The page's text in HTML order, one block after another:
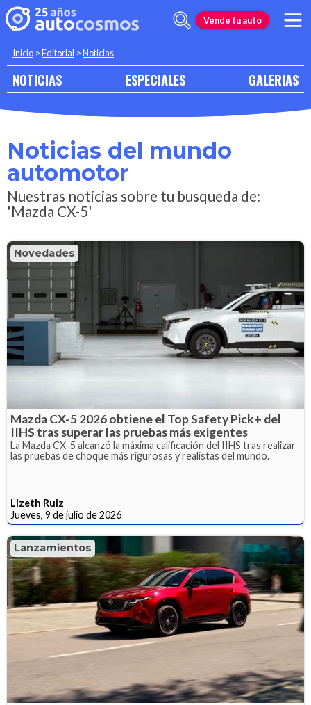
Vende tu auto
Inicio >Editorial >Noticias
NOTICIAS ESPECIALES GALERIAS
Noticias del mundo
automotor
Nuestras noticias sobre tu busqueda de:
'Mazda CX-5'
Novedades
Mazda CX-5 2026 obtiene el Top Safety Pick+ del
IIHS tras superar las pruebas más exigentes
La Mazda CX-5 alcanzó la máxima calificación del IIHS tras realizar
las pruebas de choque más rigurosas y realistas del mundo.
Lizeth Ruiz
Jueves, 9 de julio de 2026
Lanzamientos